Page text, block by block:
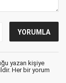
yazan kişiye
Her bir yorum